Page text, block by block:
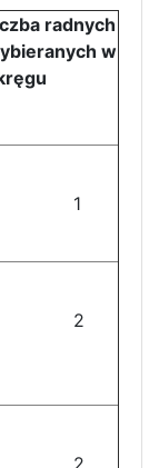
radnych
w